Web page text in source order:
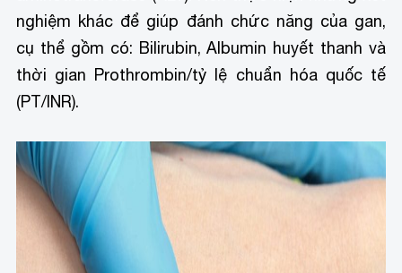
nghiệm khác để giúp đánh chức năng của gan,
cụ thể gồm có: Bilirubin, Albumin huyết thanh và
thời gian Prothrombin/tỷ lệ chuẩn hóa quốc tế
(PT/INR).